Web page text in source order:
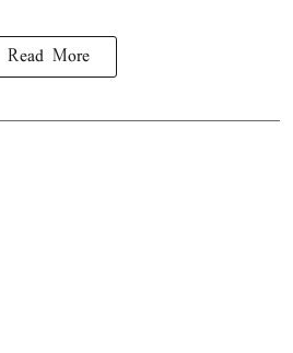
Read More